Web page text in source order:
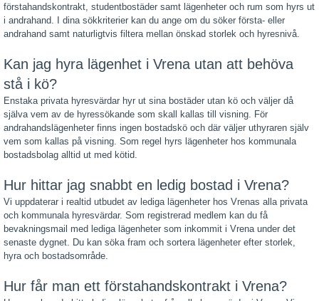
förstahandskontrakt, studentbostäder samt lägenheter och rum som hyrs ut
i andrahand. I dina sökkriterier kan du ange om du söker första- eller
andrahand samt naturligtvis filtera mellan önskad storlek och hyresnivå.
Kan jag hyra lägenhet i Vrena utan att behöva
stå i kö?
Enstaka privata hyresvärdar hyr ut sina bostäder utan kö och väljer då
själva vem av de hyressökande som skall kallas till visning. För
andrahandslägenheter finns ingen bostadskö och där väljer uthyraren själv
vem som kallas på visning. Som regel hyrs lägenheter hos kommunala
bostadsbolag alltid ut med kötid.
Hur hittar jag snabbt en ledig bostad i Vrena?
Vi uppdaterar i realtid utbudet av lediga lägenheter hos Vrenas alla privata
och kommunala hyresvärdar. Som registrerad medlem kan du få
bevakningsmail med lediga lägenheter som inkommit i Vrena under det
senaste dygnet. Du kan söka fram och sortera lägenheter efter storlek,
hyra och bostadsområde.
Hur får man ett förstahandskontrakt i Vrena?